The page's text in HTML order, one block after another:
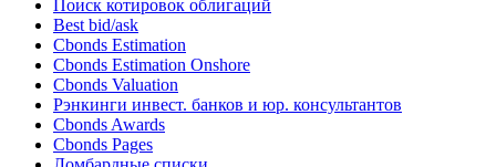
Поиск облигаций & Карты рынка
Поиск облигаций (ИИ)
Ближайшие размещения (Россия)
Поиск котировок облигаций
Best bid/ask
Cbonds Estimation
Cbonds Estimation Onshore
Cbonds Valuation